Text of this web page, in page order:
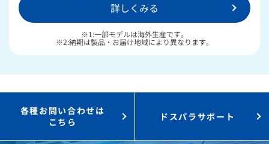
36回まで無料！
新品のパーツ・周辺機器送料無料！
月額会員ならPC＋主要パーツ物損保証！
購入時のPC下取り3,000円値引き！
詳しくみる
※1:一部モデルは海外生産です。
※2:納期は製品・お届け地域により異なります。
各種お問い合わせは
こちら
ドスパラサポート